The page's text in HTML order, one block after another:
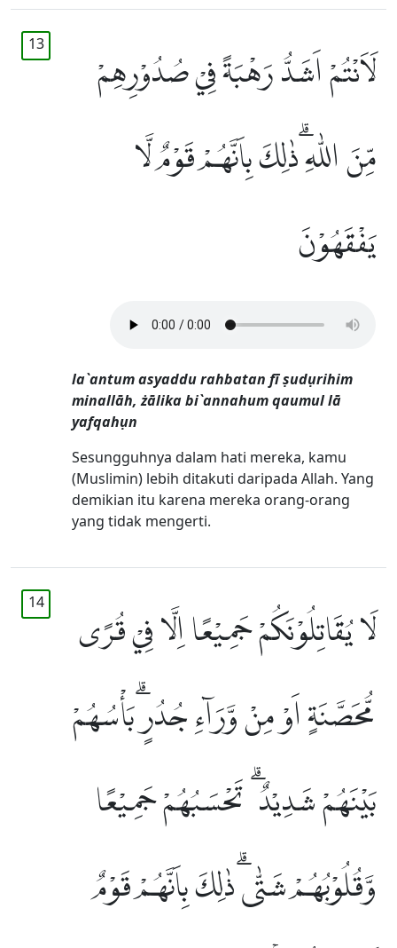
13
لَاَنْتُمْ اَشَدُّ رَهْبَةً فِيْ صُدُوْرِهِمْ
مِّنَ اللّٰهِ ۗذٰلِكَ بِاَنَّهُمْ قَوْمٌ لَّا
يَفْقَهُوْنَ
la`antum asyaddu rahbatan fī ṣudụrihim
minallāh, żālika bi`annahum qaumul lā
yafqahụn
Sesungguhnya dalam hati mereka, kamu
(Muslimin) lebih ditakuti daripada Allah. Yang
demikian itu karena mereka orang-orang
yang tidak mengerti.
14
لَا يُقَاتِلُوْنَكُمْ جَمِيْعًا اِلَّا فِيْ قُرًى
مُّحَصَّنَةٍ اَوْ مِنْ وَّرَاۤءِ جُدُرٍۗ بَأْسُهُمْ
بَيْنَهُمْ شَدِيْدٌ ۗ تَحْسَبُهُمْ جَمِيْعًا
وَّقُلُوْبُهُمْ شَتّٰىۗ ذٰلِكَ بِاَنَّهُمْ قَوْمٌ